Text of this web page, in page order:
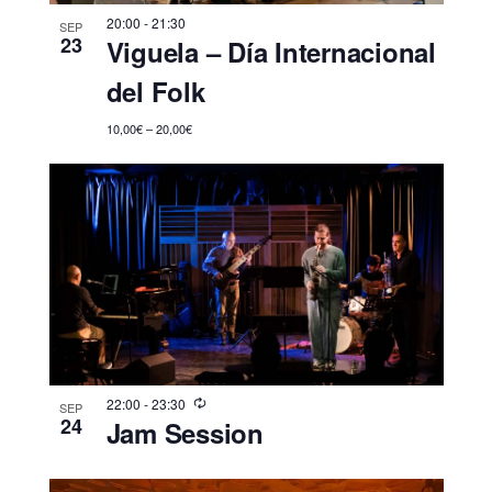
d
e
s
q
u
e
d
a
y
i
e
v
i
a
d
e
E
v
e
n
.
SEP
23
20:00 -21:30
Viguela – Día Internacional
del Folk
10,00€ – 20,00€
SEP
24
22:00 -23:30
Jam Session